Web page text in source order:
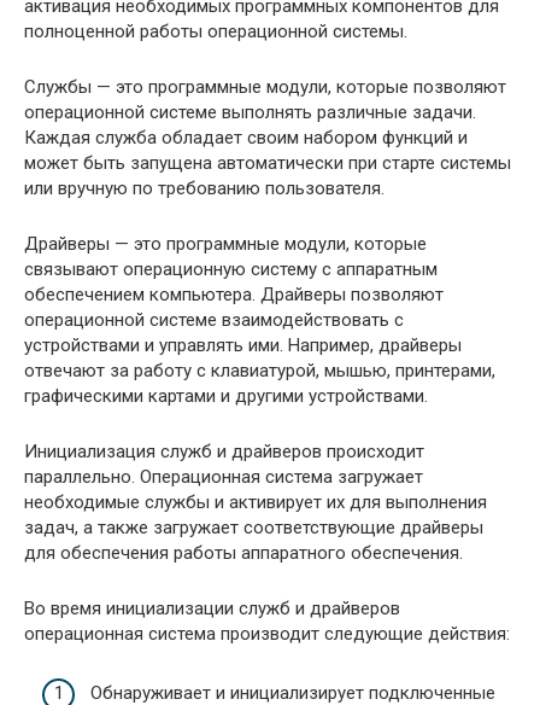
активация необходимых программных компонентов для
полноценной работы операционной системы.
Службы — это программные модули, которые позволяют
операционной системе выполнять различные задачи.
Каждая служба обладает своим набором функций и
может быть запущена автоматически при старте системы
или вручную по требованию пользователя.
Драйверы — это программные модули, которые
связывают операционную систему с аппаратным
обеспечением компьютера. Драйверы позволяют
операционной системе взаимодействовать с
устройствами и управлять ими. Например, драйверы
отвечают за работу с клавиатурой, мышью, принтерами,
графическими картами и другими устройствами.
Инициализация служб и драйверов происходит
параллельно. Операционная система загружает
необходимые службы и активирует их для выполнения
задач, а также загружает соответствующие драйверы
для обеспечения работы аппаратного обеспечения.
Во время инициализации служб и драйверов
операционная система производит следующие действия:
Обнаруживает и инициализирует подключенные